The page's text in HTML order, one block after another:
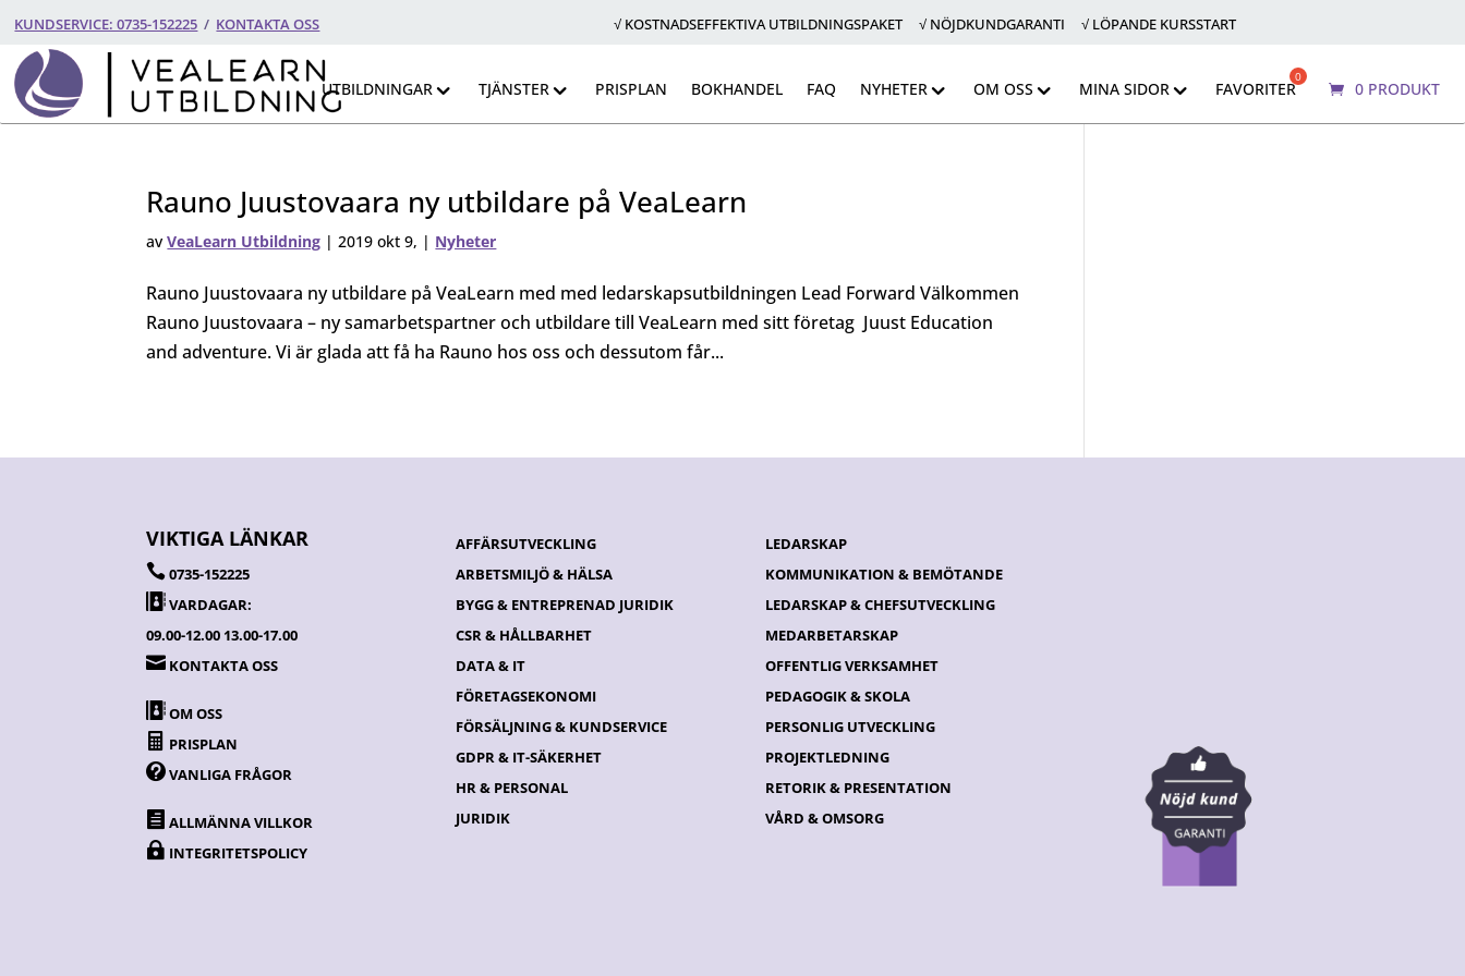
KUNDSERVICE: 0735-152225 / KONTAKTA OSS √ KOSTNADSEFFEKTIVA UTBILDNINGSPAKET √ NÖJDKUNDGARANTI √ LÖPANDE KURSSTART
UTBILDNINGAR TJÄNSTER PRISPLAN BOKHANDEL FAQ NYHETER OM OSS MINA SIDOR FAVORITER 0 PRODUKT
Rauno Juustovaara ny utbildare på VeaLearn
avVeaLearn Utbildning |2019 okt 9, | Nyheter
Rauno Juustovaara ny utbildare på VeaLearn med med ledarskapsutbildningen Lead Forward Välkommen
Rauno Juustovaara – ny samarbetspartner och utbildare till VeaLearn med sitt företag Juust Education
and adventure. Vi är glada att få ha Rauno hos oss och dessutom får...
VIKTIGA LÄNKAR
 0735-152225
VARDAGAR:
09.00-12.00 13.00-17.00
 KONTAKTA OSS
OM OSS
 PRISPLAN
VANLIGA FRÅGOR
 ALLMÄNNA VILLKOR
 INTEGRITETSPOLICY
AFFÄRSUTVECKLING
ARBETSMILJÖ & HÄLSA
BYGG & ENTREPRENAD JURIDIK
CSR & HÅLLBARHET
DATA & IT
FÖRETAGSEKONOMI
FÖRSÄLJNING & KUNDSERVICE
GDPR & IT-SÄKERHET
HR & PERSONAL
JURIDIK
LEDARSKAP
KOMMUNIKATION & BEMÖTANDE
LEDARSKAP & CHEFSUTVECKLING
MEDARBETARSKAP
OFFENTLIG VERKSAMHET
PEDAGOGIK & SKOLA
PERSONLIG UTVECKLING
PROJEKTLEDNING
RETORIK & PRESENTATION
VÅRD & OMSORG